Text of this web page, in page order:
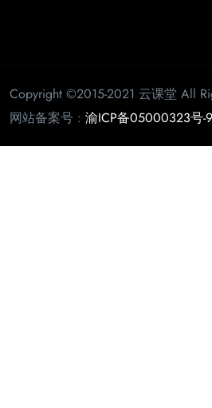
Copyright ©2015-2021 云课堂 All
网站备案号 : 渝ICP备05000323号-9